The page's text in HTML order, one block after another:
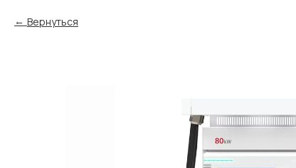
Вернуться